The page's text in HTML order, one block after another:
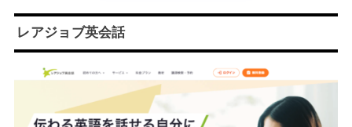
レアジョブ英会話